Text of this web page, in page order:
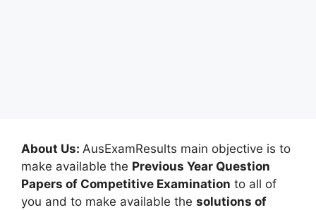
About Us: AusExamResults main objective is to
make available the Previous Year Question
Papers of Competitive Examination to all of
you and to make available the solutions of